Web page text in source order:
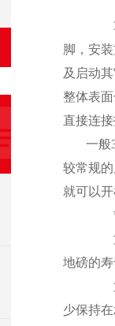
脚，安
及启动
整体表
直接连
一般
较常规
就可以
地磅的
少保持